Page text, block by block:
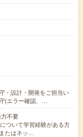
・設計・開発をご担当い
(エラー確認、…
不要
ついて学習経験がある方
たはネッ…